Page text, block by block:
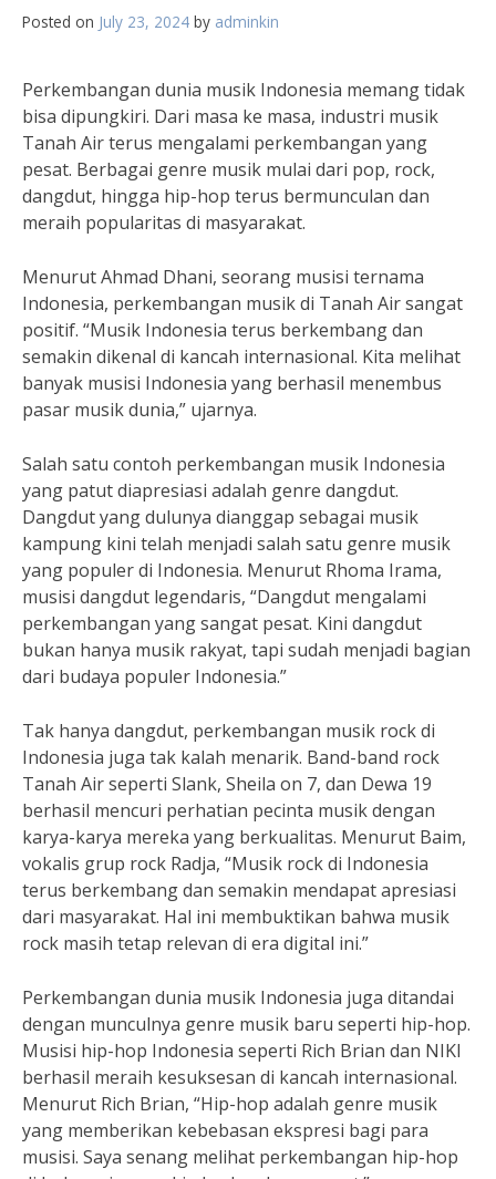
Posted on July 23, 2024 by adminkin
Perkembangan dunia musik Indonesia memang tidak
bisa dipungkiri. Dari masa ke masa, industri musik
Tanah Air terus mengalami perkembangan yang
pesat. Berbagai genre musik mulai dari pop, rock,
dangdut, hingga hip-hop terus bermunculan dan
meraih popularitas di masyarakat.
Menurut Ahmad Dhani, seorang musisi ternama
Indonesia, perkembangan musik di Tanah Air sangat
positif. “Musik Indonesia terus berkembang dan
semakin dikenal di kancah internasional. Kita melihat
banyak musisi Indonesia yang berhasil menembus
pasar musik dunia,” ujarnya.
Salah satu contoh perkembangan musik Indonesia
yang patut diapresiasi adalah genre dangdut.
Dangdut yang dulunya dianggap sebagai musik
kampung kini telah menjadi salah satu genre musik
yang populer di Indonesia. Menurut Rhoma Irama,
musisi dangdut legendaris, “Dangdut mengalami
perkembangan yang sangat pesat. Kini dangdut
bukan hanya musik rakyat, tapi sudah menjadi bagian
dari budaya populer Indonesia.”
Tak hanya dangdut, perkembangan musik rock di
Indonesia juga tak kalah menarik. Band-band rock
Tanah Air seperti Slank, Sheila on 7, dan Dewa 19
berhasil mencuri perhatian pecinta musik dengan
karya-karya mereka yang berkualitas. Menurut Baim,
vokalis grup rock Radja, “Musik rock di Indonesia
terus berkembang dan semakin mendapat apresiasi
dari masyarakat. Hal ini membuktikan bahwa musik
rock masih tetap relevan di era digital ini.”
Perkembangan dunia musik Indonesia juga ditandai
dengan munculnya genre musik baru seperti hip-hop.
Musisi hip-hop Indonesia seperti Rich Brian dan NIKI
berhasil meraih kesuksesan di kancah internasional.
Menurut Rich Brian, “Hip-hop adalah genre musik
yang memberikan kebebasan ekspresi bagi para
musisi. Saya senang melihat perkembangan hip-hop